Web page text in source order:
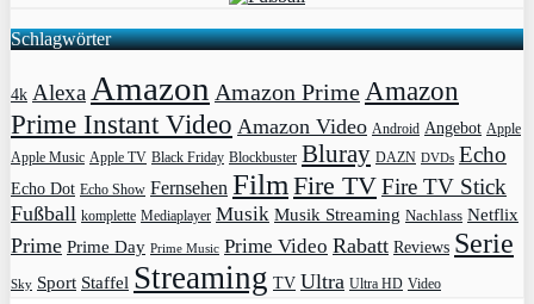
Schlagwörter
4k Alexa Amazon Amazon Prime Amazon
Prime Instant Video Amazon Video Android Angebot Apple
Apple Music Apple TV Black Friday Blockbuster Bluray DAZN DVDs Echo
Echo Dot Echo Show Fernsehen Film Fire TVFire TV Stick
Fußball komplette Mediaplayer Musik Musik Streaming Nachlass Netflix
Prime Prime Day Prime Music Prime Video Rabatt Reviews Serie
Sky Sport Staffel Streaming TV Ultra Ultra HD Video